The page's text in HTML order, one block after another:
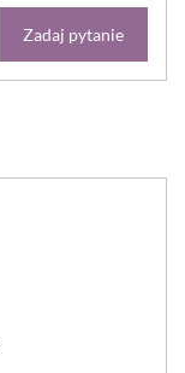
Zadaj pytanie